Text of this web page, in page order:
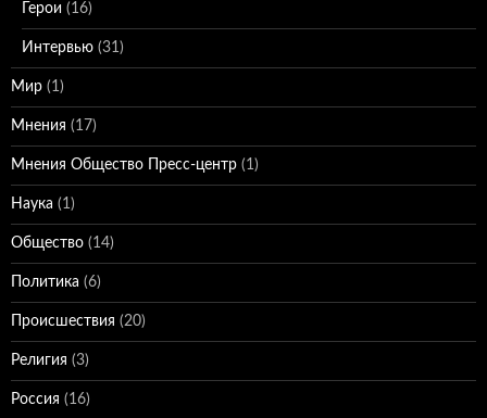
Герои (16)
Интервью (31)
Мир (1)
Мнения (17)
Мнения Общество Пресс-центр (1)
Наука (1)
Общество (14)
Политика (6)
Происшествия (20)
Религия (3)
Россия (16)